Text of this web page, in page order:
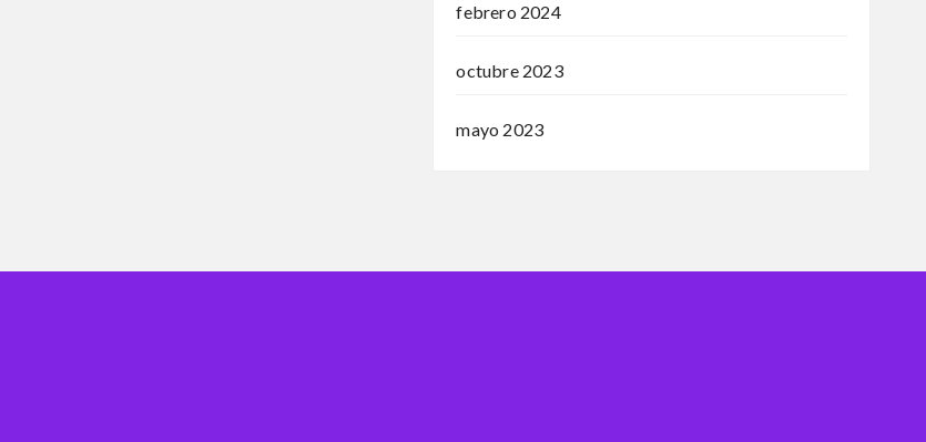
febrero 2024
octubre 2023
mayo 2023